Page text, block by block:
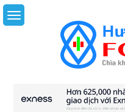
Skip
to